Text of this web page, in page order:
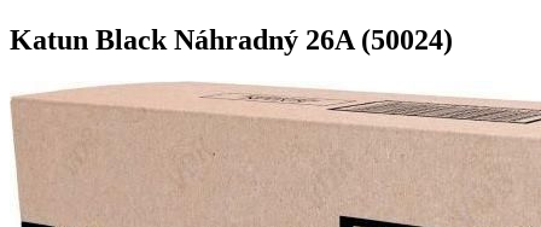
Katun Black Náhradný 26A (50024)